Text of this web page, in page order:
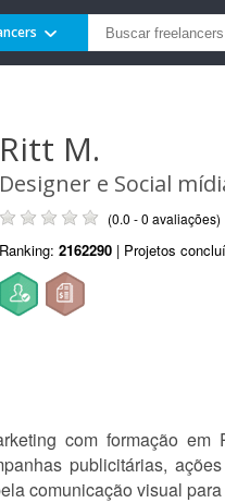
Ritt M.
Designer e Social
(0.0 - 0 avaliações)
Ranking: 2162290 | Projetos
com formação
publicitárias,
comunicação visual